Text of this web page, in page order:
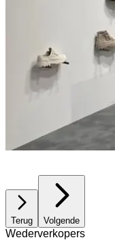
Terug Volgende
Wederverkopers